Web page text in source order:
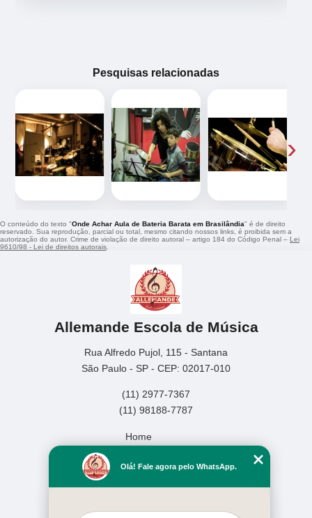
Pesquisas relacionadas
‹ ›
O conteúdo do texto "Onde Achar Aula de Bateria Barata em Brasilândia" é de direito
reservado. Sua reprodução, parcial ou total, mesmo citando nossos links, é proibida sem a
autorização do autor. Crime de violação de direito autoral – artigo 184 do Código Penal – Lei
9610/98 - Lei de direitos autorais
Allemande Escola de Música
Rua Alfredo Pujol, 115 - Santana
São Paulo - SP - CEP: 02017-010
(11) 2977-7367
(11) 98188-7787
Home
Missão
Serviços
Olá! Fale agora pelo WhatsApp.